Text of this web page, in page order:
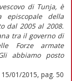
di Tunja, è
episcopale della
dal 2005 al 2008.
tra il governo di
Forze armate
abbiamo posto
01/2015, pag. 50